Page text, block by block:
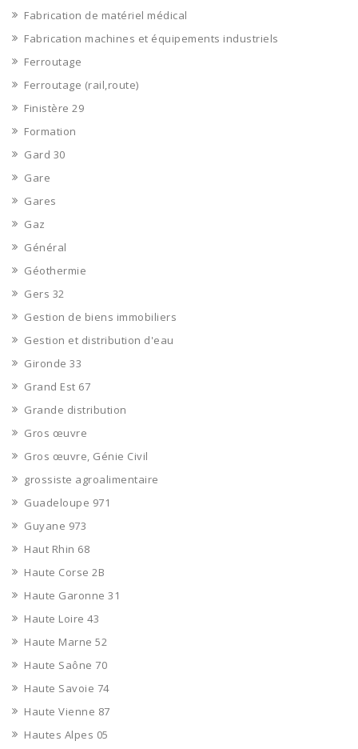
Fabrication de matériel médical
Fabrication machines et équipements industriels
Ferroutage
Ferroutage (rail,route)
Finistère 29
Formation
Gard 30
Gare
Gares
Gaz
Général
Géothermie
Gers 32
Gestion de biens immobiliers
Gestion et distribution d'eau
Gironde 33
Grand Est 67
Grande distribution
Gros œuvre
Gros œuvre, Génie Civil
grossiste agroalimentaire
Guadeloupe 971
Guyane 973
Haut Rhin 68
Haute Corse 2B
Haute Garonne 31
Haute Loire 43
Haute Marne 52
Haute Saône 70
Haute Savoie 74
Haute Vienne 87
Hautes Alpes 05